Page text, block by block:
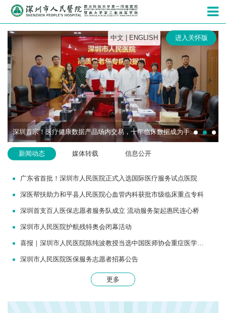
深圳市人民
中文 ENGLISH 进入关怀版
深圳首宗！医疗健康数据产品场内交易，十年临床数据成为手术机器人研发“燃料”
新闻动态 媒体转载 信息公开
广东省首批！深圳市人民医院正式入选国际医疗服务试点医院
深医帮扶助力和平县人民医院心血管内科获批市级临床重点专科
深圳首支百人医保志愿者服务队成立 流动服务架起惠民连心桥
深圳市人民医院护航残特奥会闭幕活动
喜报｜深圳市人民医院陈纯波教授当选中国医师协会重症医学医师分会常务委员
深圳市人民医院医保服务志愿者招募公告
更多